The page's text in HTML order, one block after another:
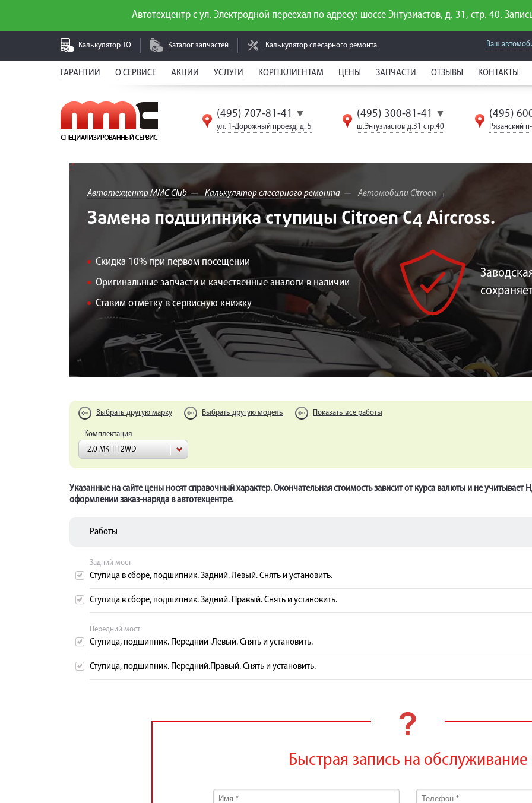
Автотехцентр с ул. Электродной переехал по адресу: шоссе Энтузиастов, д. 31, стр. 40.
Калькулятор ТО Каталог запчастей Калькулятор слесарного ремонта Ваш
ГАРАНТИИ О СЕРВИСЕ АКЦИИ УСЛУГИ КОРП.КЛИЕНТАМ ЦЕНЫ ЗАПЧАСТИ ОТЗЫВЫ КОНТАКТЫ
(495) 707-81-41 ▼
ул. 1-Дорожный проезд, д. 5
(495) 300-81-41 ▼
ш.Энтузиастов д.31 стр.40
(495)
Рязанский
Автотехцентр MMC Club Калькулятор слесарного ремонта Автомобили Citroen
Замена подшипника ступицы Citroen C4 Aircross.
Скидка 10% при первом посещении
Оригинальные запчасти и качественные аналоги в наличии
Ставим отметку в сервисную книжку
Выбрать другую марку Выбрать другую модель Показать все работы
Комплектация
2.0 МКПП 2WD
Указанные на сайте цены носят справочный характер. Окончательная стоимость зависит от курса валюты и не
оформлении заказ-наряда в автотехцентре.
Работы
Задний мост
Ступица в сборе, подшипник. Задний. Левый. Снять и установить.
Ступица в сборе, подшипник. Задний. Правый. Снять и установить.
Передний мост
Ступица, подшипник. Передний .Левый. Снять и установить.
Ступица, подшипник. Передний.Правый. Снять и установить.
Быстрая запись на обслуживание